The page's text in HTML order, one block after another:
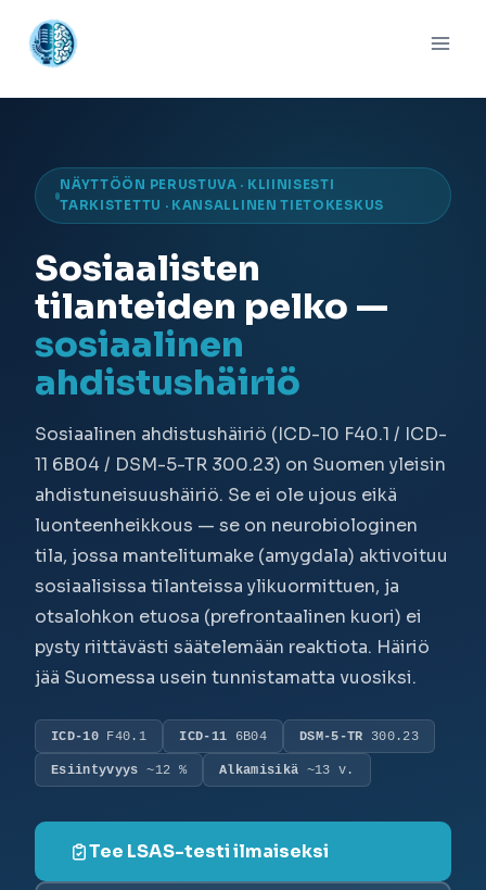
NÄYTTÖÖN PERUSTUVA · KLIINISESTI
TARKISTETTU · KANSALLINEN TIETOKESKUS
Sosiaalisten
tilanteiden pelko —
sosiaalinen
ahdistushäiriö
Sosiaalinen ahdistushäiriö (ICD-10 F40.1 / ICD-
11 6B04 / DSM-5-TR 300.23) on Suomen yleisin
ahdistuneisuushäiriö. Se ei ole ujous eikä
luonteenheikkous — se on neurobiologinen
tila, jossa mantelitumake (amygdala) aktivoituu
sosiaalisissa tilanteissa ylikuormittuen, ja
otsalohkon etuosa (prefrontaalinen kuori) ei
pysty riittävästi säätelemään reaktiota. Häiriö
jää Suomessa usein tunnistamatta vuosiksi.
ICD-10 F40.1 ICD-11 6B04 DSM-5-TR 300.23
Esiintyvyys ~12 % Alkamisikä ~13 v.
Tee LSAS-testi ilmaiseksi